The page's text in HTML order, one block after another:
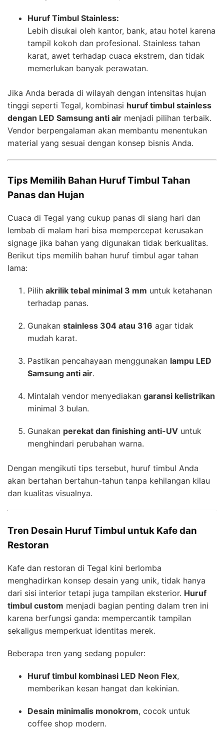
Huruf Timbul Stainless:
Lebih disukai oleh kantor, bank, atau hotel karena
tampil kokoh dan profesional. Stainless tahan
karat, awet terhadap cuaca ekstrem, dan tidak
memerlukan banyak perawatan.
Jika Anda berada di wilayah dengan intensitas hujan
tinggi seperti Tegal, kombinasi huruf timbul stainless
dengan LED Samsung anti air menjadi pilihan terbaik.
Vendor berpengalaman akan membantu menentukan
material yang sesuai dengan konsep bisnis Anda.
Tips Memilih Bahan Huruf Timbul Tahan
Panas dan Hujan
Cuaca di Tegal yang cukup panas di siang hari dan
lembab di malam hari bisa mempercepat kerusakan
signage jika bahan yang digunakan tidak berkualitas.
Berikut tips memilih bahan huruf timbul agar tahan
lama:
Pilih akrilik tebal minimal 3 mm untuk ketahanan
terhadap panas.
Gunakan stainless 304 atau 316 agar tidak
mudah karat.
Pastikan pencahayaan menggunakan lampu LED
Samsung anti air.
Mintalah vendor menyediakan garansi kelistrikan
minimal 3 bulan.
Gunakan perekat dan finishing anti-UV untuk
menghindari perubahan warna.
Dengan mengikuti tips tersebut, huruf timbul Anda
akan bertahan bertahun-tahun tanpa kehilangan kilau
dan kualitas visualnya.
Tren Desain Huruf Timbul untuk Kafe dan
Restoran
Kafe dan restoran di Tegal kini berlomba
menghadirkan konsep desain yang unik, tidak hanya
dari sisi interior tetapi juga tampilan eksterior. Huruf
timbul custom menjadi bagian penting dalam tren ini
karena berfungsi ganda: mempercantik tampilan
sekaligus memperkuat identitas merek.
Beberapa tren yang sedang populer:
Huruf timbul kombinasi LED Neon Flex,
memberikan kesan hangat dan kekinian.
Desain minimalis monokrom, cocok untuk
coffee shop modern.